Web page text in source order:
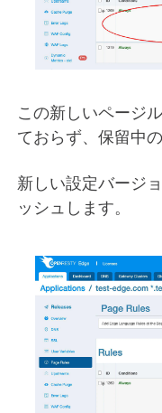
この新しいページ
ておらず、保留中
新しい設定バージ
ッシュします。